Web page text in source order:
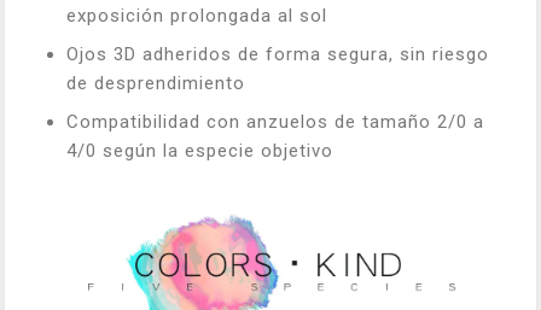
exposición prolongada al sol
Ojos 3D adheridos de forma segura, sin riesgo
de desprendimiento
Compatibilidad con anzuelos de tamaño 2/0 a
4/0 según la especie objetivo